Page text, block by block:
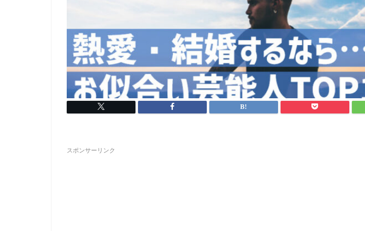
スポンサーリンク